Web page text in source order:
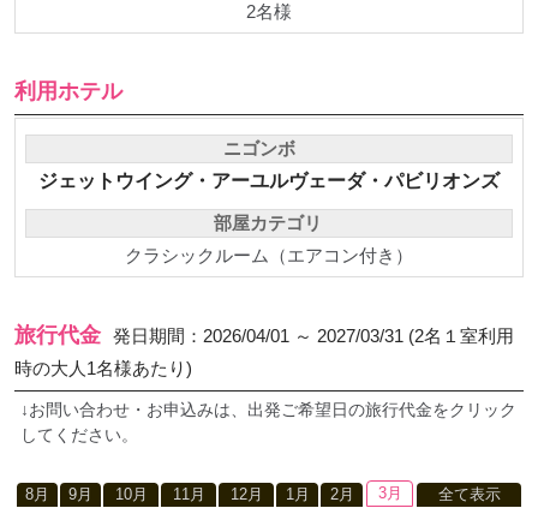
2名様
利用ホテル
ニゴンボ
ジェットウイング・アーユルヴェーダ・パビリオンズ
部屋カテゴリ
クラシックルーム（エアコン付き）
旅行代金 発日期間：2026/04/01 ～ 2027/03/31 (2名１室利用
時の大人1名様あたり)
↓お問い合わせ・お申込みは、出発ご希望日の旅行代金をクリック
してください。
8月 9月 10月 11月 12月 1月 2月 3月 全て表示